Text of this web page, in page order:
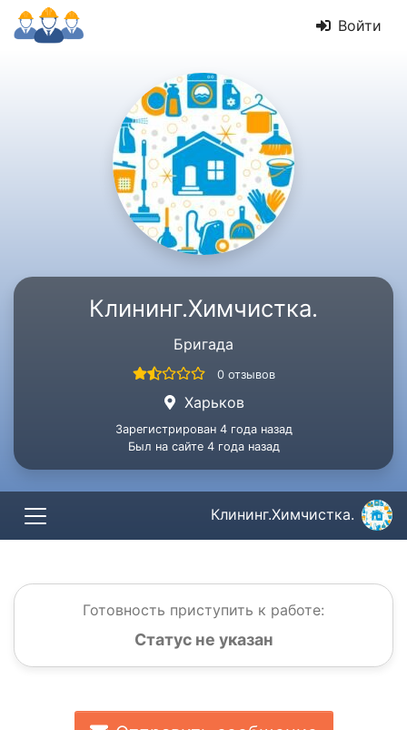
Войти
Клининг.Химчистка.
Бригада
0 отзывов
Харьков
Зарегистрирован 4 года назад
Был на сайте 4 года назад
Клининг.Химчистка.
Готовность приступить к работе:
Статус не указан